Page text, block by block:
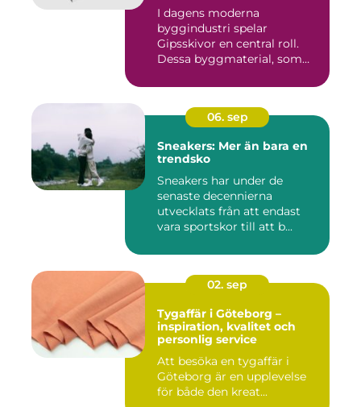
I dagens moderna
byggindustri spelar
Gipsskivor en central roll.
Dessa byggmaterial, som
06. sep
Sneakers: Mer än bara en
trendsko
Sneakers har under de
senaste decennierna
utvecklats från att endast
vara sportskor till att b...
02. sep
Tygaffär i Göteborg –
inspiration, kvalitet och
personlig service
Att besöka en tygaffär i
Göteborg är en upplevelse
för både den kreat...